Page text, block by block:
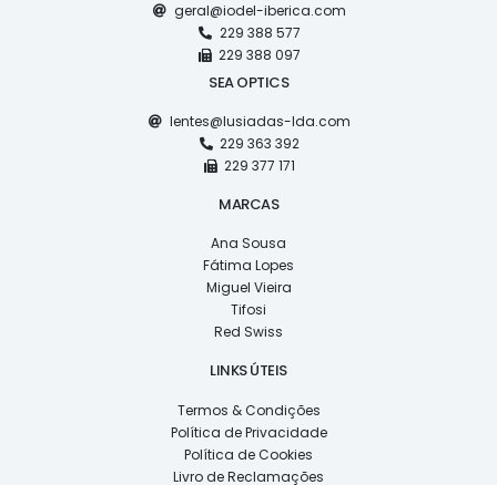
geral@iodel-iberica.com
229 388 577
229 388 097
SEA OPTICS
lentes@lusiadas-lda.com
229 363 392
229 377 171
MARCAS
Ana Sousa
Fátima Lopes
Miguel Vieira
Tifosi
Red Swiss
LINKS ÚTEIS
Termos & Condições
Política de Privacidade
Política de Cookies
Livro de Reclamações